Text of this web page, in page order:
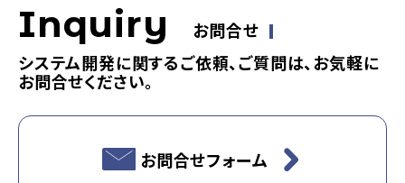
Inquiry
お問合せ
システム開発に関するご依頼、ご質問は、お気軽に
お問合せください。
お問合せフォーム